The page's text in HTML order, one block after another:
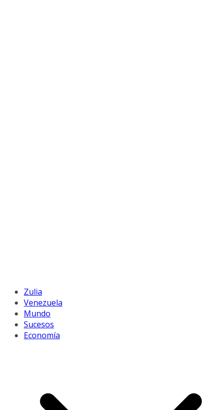
Zulia
Venezuela
Mundo
Sucesos
Economía